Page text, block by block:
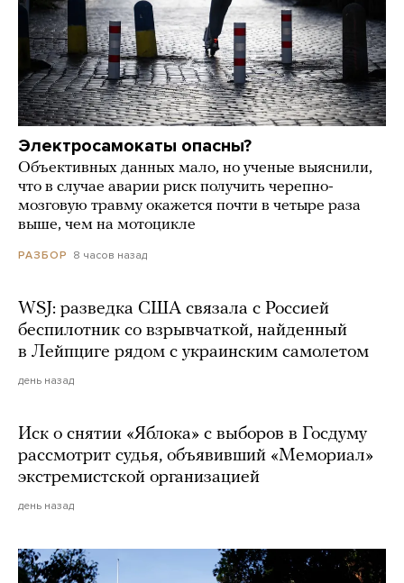
Электросамокаты опасны?
Объективных данных мало, но ученые выяснили,
что в случае аварии риск получить черепно-
мозговую травму окажется почти в четыре раза
выше, чем на мотоцикле
РАЗБОР 8 часов назад
WSJ: разведка США связала с Россией
беспилотник со взрывчаткой, найденный
в Лейпциге рядом с украинским самолетом
день назад
Иск о снятии «Яблока» с выборов в Госдуму
рассмотрит судья, объявивший «Мемориал»
экстремистской организацией
день назад